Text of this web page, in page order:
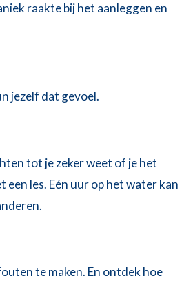
raakte bij het aanleggen en
jezelf dat gevoel.
tot je zeker weet of je het
een les. Eén uur op het water kan
te maken. En ontdek hoe